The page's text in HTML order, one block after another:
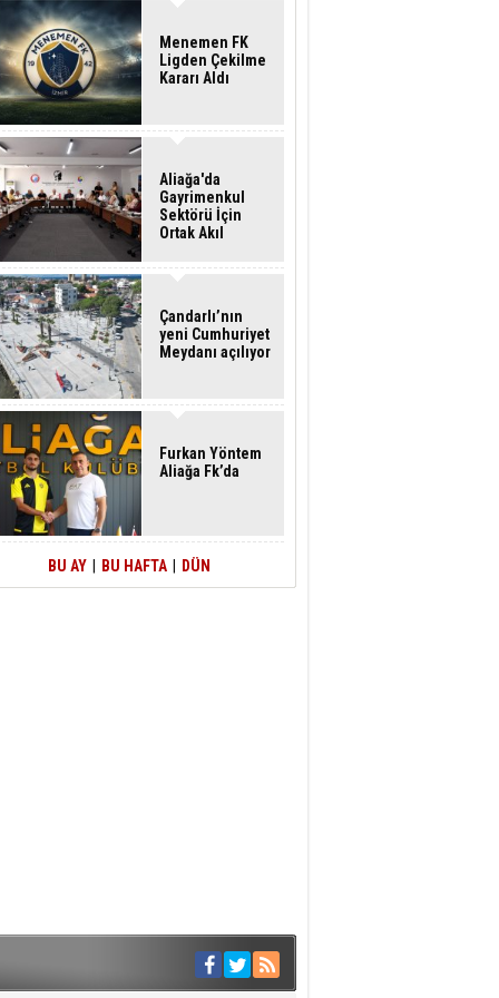
Menemen FK
Ligden Çekilme
Kararı Aldı
Aliağa'da
Gayrimenkul
Sektörü İçin
Ortak Akıl
Çandarlı’nın
yeni Cumhuriyet
Meydanı açılıyor
Furkan Yöntem
Aliağa Fk’da
BU AY BU HAFTA DÜN